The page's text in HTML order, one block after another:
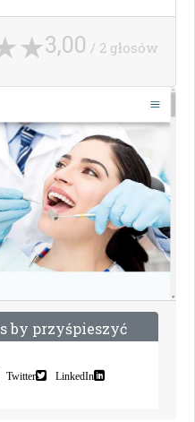
3,00 / 2 głosów
sby przyśpieszyć
Twitter LinkedIn